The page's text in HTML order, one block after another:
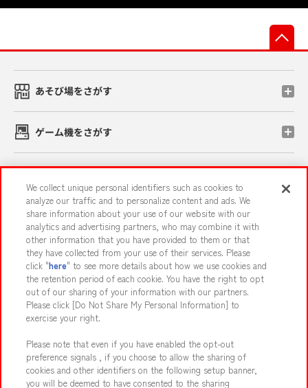
あそび場をさがす
ゲーム機をさがす
イベント・キャンペーン
関連会社 サステナビリティ サイトポリシー
プライバシーポリシー ウェブアクセシビリティ方針と検証結果
お取引先さまとともに
カスタマーハラスメント対応方針 よくあるご質問・お問い合わせ
We collect unique personal identifiers such as cookies to
analyze our traffic and to personalize content and ads. We
share information about your use of our website with our
analytics and advertising partners, who may combine it with
other information that you have provided to them or that
they have collected from your use of their services. Please
click "here" to see more details about how we use cookies and
the retention period of each cookie. You have the right to opt
out of our sharing of your information with our partners.
Please click [Do Not Share My Personal Information] to
exercise your right.
Please note that even if you have enabled the opt-out
preference signals , if you choose to allow the sharing of
cookies and other identifiers on the following setup banner,
you will be deemed to have consented to the sharing